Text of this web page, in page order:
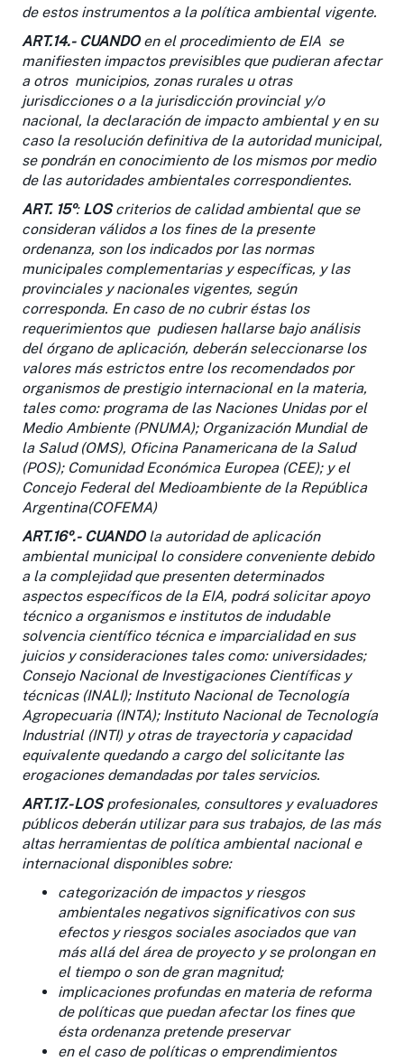
de estos instrumentos a la política ambiental vigente.
ART.14.- CUANDOen el procedimiento de EIA se
manifiesten impactos previsibles que pudieran afectar
a otros municipios, zonas rurales u otras
jurisdicciones o a la jurisdicción provincial y/o
nacional, la declaración de impacto ambiental y en su
caso la resolución definitiva de la autoridad municipal,
se pondrán en conocimiento de los mismos por medio
de las autoridades ambientales correspondientes.
ART. 15º:LOScriterios de calidad ambiental que se
consideran válidos a los fines de la presente
ordenanza, son los indicados por las normas
municipales complementarias y específicas, y las
provinciales y nacionales vigentes, según
corresponda. En caso de no cubrir éstas los
requerimientos que pudiesen hallarse bajo análisis
del órgano de aplicación, deberán seleccionarse los
valores más estrictos entre los recomendados por
organismos de prestigio internacional en la materia,
tales como: programa de las Naciones Unidas por el
Medio Ambiente (PNUMA); Organización Mundial de
la Salud (OMS), Oficina Panamericana de la Salud
(POS); Comunidad Económica Europea (CEE); y el
Concejo Federal del Medioambiente de la República
Argentina(COFEMA)
ART.16º.- CUANDOla autoridad de aplicación
ambiental municipal lo considere conveniente debido
a la complejidad que presenten determinados
aspectos específicos de la EIA, podrá solicitar apoyo
técnico a organismos e institutos de indudable
solvencia científico técnica e imparcialidad en sus
juicios y consideraciones tales como: universidades;
Consejo Nacional de Investigaciones Científicas y
técnicas (INALI); Instituto Nacional de Tecnología
Agropecuaria (INTA); Instituto Nacional de Tecnología
Industrial (INTI) y otras de trayectoria y capacidad
equivalente quedando a cargo del solicitante las
erogaciones demandadas por tales servicios.
ART.17.-LOSprofesionales, consultores y evaluadores
públicos deberán utilizar para sus trabajos, de las más
altas herramientas de política ambiental nacional e
internacional disponibles sobre:
categorización de impactos y riesgos
ambientales negativos significativos con sus
efectos y riesgos sociales asociados que van
más allá del área de proyecto y se prolongan en
el tiempo o son de gran magnitud;
implicaciones profundas en materia de reforma
de políticas que puedan afectar los fines que
ésta ordenanza pretende preservar
en el caso de políticas o emprendimientos